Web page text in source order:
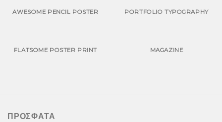
AWESOME PENCIL POSTER PORTFOLIO TYPOGRAPHY
FLATSOME POSTER PRINT MAGAZINE
ΠΡΌΣΦΑΤΑ